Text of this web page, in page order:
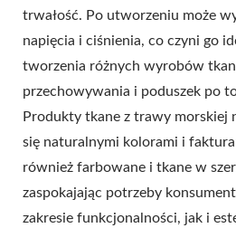
trwałość. Po utworzeniu może
napięcia i ciśnienia, co czyni go
tworzenia różnych wyrobów
przechowywania i poduszek po
Produkty tkane z trawy morskiej
się naturalnymi kolorami i
również farbowane i tkane w
zaspokajając potrzeby
zakresie funkcjonalności, jak i